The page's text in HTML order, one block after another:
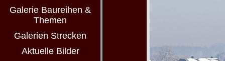
Galerie Baureihen &
Themen
Galerien Strecken
Aktuelle Bilder